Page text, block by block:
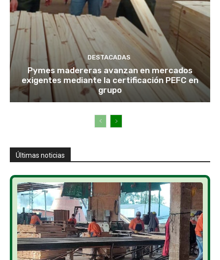
DESTACADAS
Pymes madereras avanzan en mercados
exigentes mediante la certificación PEFC en
grupo
Últimas noticias